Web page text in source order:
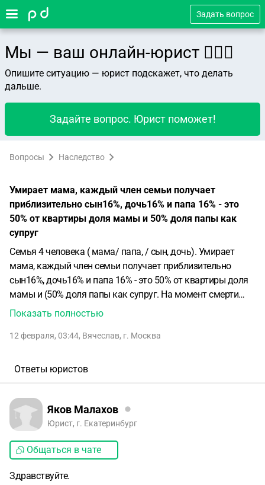
Задать вопрос
Мы — ваш онлайн-юрист 👨🏻‍⚖️
Опишите ситуацию — юрист подскажет, что делать
дальше.
Задайте вопрос. Юрист поможет!
Вопросы Наследство
Умирает мама, каждый член семьи получает
приблизительно сын16%, дочь16% и папа 16% - это
50% от квартиры доля мамы и 50% доля папы как
супруг
Семья 4 человека ( мама/ папа,/ сын, дочь). Умирает
мама, каждый член семьи получает приблизительно
сын16%, дочь16% и папа 16% - это 50% от квартиры доля
мамы и (50% доля папы как супруг. На момент смерти
мамы в квартире живет папа + сын.
квартире прописан и проживает сын, который
содержание имущества, делает ремонт.
долю 16% , ему автоматом перейдет доля отца при
условии, что дочь не проявляла интерес к квартире?
Показать полностью
12 февраля, 03:44, Вячеслав, г. Москва
Ответы юристов
Яков Малахов
Юрист, г. Екатеринбург
Общаться в чате
Здравствуйте.